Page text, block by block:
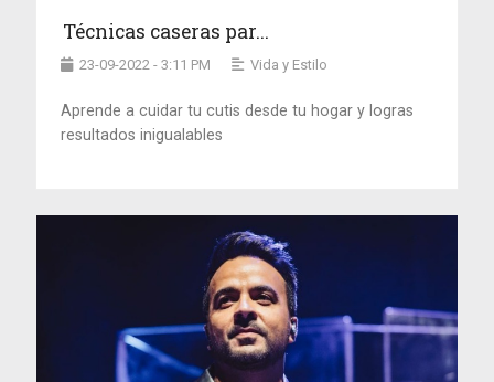
Técnicas caseras par...
23-09-2022 - 3:11 PM Vida y Estilo
Aprende a cuidar tu cutis desde tu hogar y logras
resultados inigualables